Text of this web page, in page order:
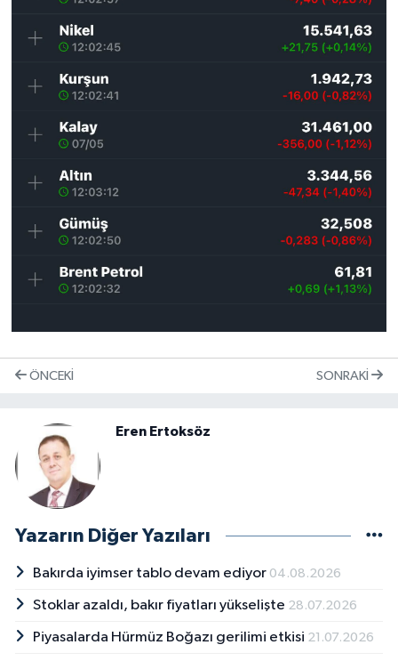
ÖNCEKI SONRAKI
Eren Ertoksöz
Yazarın Diğer Yazıları
Bakırda iyimser tablo devam ediyor 04.08.2026
Stoklar azaldı, bakır fiyatları yükselişte 28.07.2026
Piyasalarda Hürmüz Boğazı gerilimi etkisi 21.07.2026